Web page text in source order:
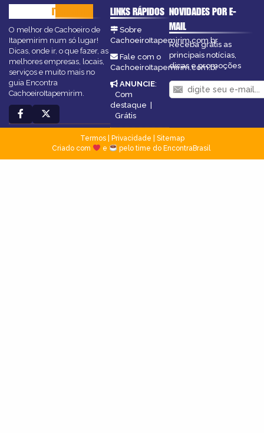
ITAPEMIRIM
O melhor de Cachoeiro de
Itapemirim num só lugar!
Dicas, onde ir, o que fazer, as
melhores empresas, locais,
serviços e muito mais no
guia Encontra
CachoeiroItapemirim.
LINKS RÁPIDOS
Sobre
CachoeiroItapemirim.com.br
Fale com o
CachoeiroItapemirim.com.br
ANUNCIE:
Com
destaque |
Grátis
NOVIDADES POR E-
MAIL
Receba grátis as
principais notícias,
dicas e promoções
Termos| Privacidade
Sitemap
Criado com
e pelo time do EncontraBrasil